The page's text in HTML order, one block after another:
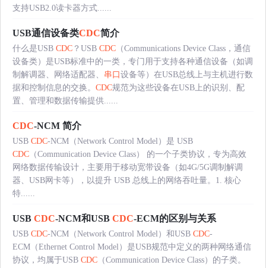
支持USB2.0读卡器方式......
USB通信设备类CDC简介
什么是USB CDC ？USB CDC （Communications Device Class，通信
设备类）是USB标准中的一类，专门用于支持各种通信设备（如调
制解调器、网络适配器、 串口 设备等）在USB总线上与主机进行数
据和控制信息的交换。 CDC规范为这些设备在USB上的识别、配
置、管理和数据传输提供......
CDC-NCM 简介
USB CDC-NCM（Network Control Model）是 USB
CDC （Communication Device Class） 的一个子类协议，专为高效
网络数据传输设计，主要用于移动宽带设备（如4G/5G调制解调
器、USB网卡等），以提升 USB 总线上的网络吞吐量。1. 核心
特......
USB CDC-NCM和USB CDC-ECM的区别与关系
USB CDC-NCM（Network Control Model）和USB CDC-
ECM（Ethernet Control Model）是USB规范中定义的两种网络通信
协议，均属于USB CDC （Communication Device Class）的子类。